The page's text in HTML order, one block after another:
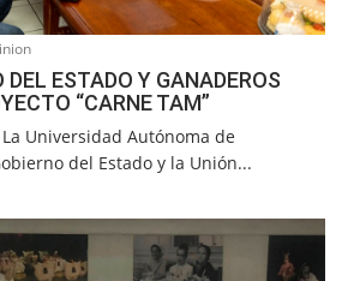
DEL ESTADO Y GANADEROS
“CARNE TAM”
Universidad Autónoma de
del Estado y la Unión...